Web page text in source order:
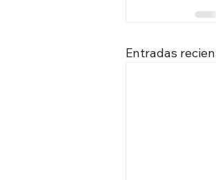
Entradas